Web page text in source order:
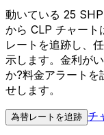
動いている 25
から CLP チャート
レートを追跡し、
示します。金利が
か?料金アラートを
せします。
為替レートを追跡 チ